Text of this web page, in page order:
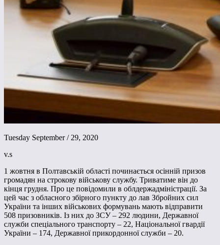
Tuesday September / 29, 2020
v.s
1 жовтня в Полтавській області починається осінній призов
громадян на строкову військову службу. Триватиме він до
кінця грудня. Про це повідомили в облдержадміністрації. За
цей час з обласного збірного пункту до лав Збройних сил
України та інших військових формувань мають відправити
508 призовників. Із них до ЗСУ – 292 людини, Державної
служби спеціального транспорту – 22, Національної гвардії
України – 174, Державної прикордонної служби – 20.